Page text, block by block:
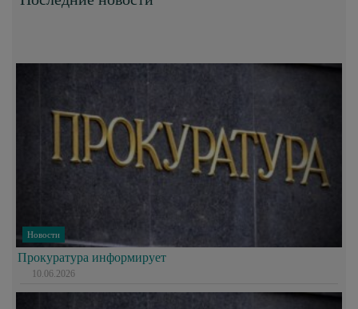
Новости
Прокуратура информирует
10.06.2026